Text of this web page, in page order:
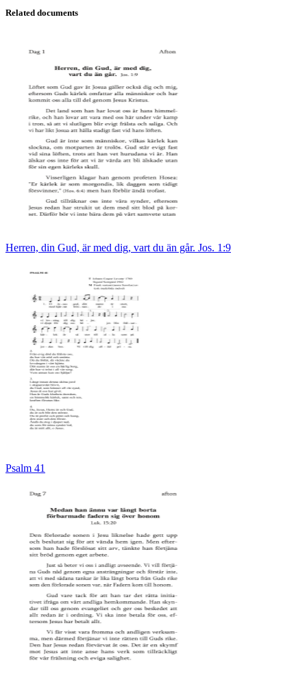
Related documents
Herren, din Gud, är med dig, vart du än går. Jos. 1:9
Psalm 41